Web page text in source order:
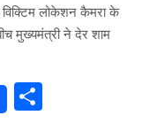
विक्टिम लोकेशन कैमरा के
मुख्यमंत्री ने देर शाम